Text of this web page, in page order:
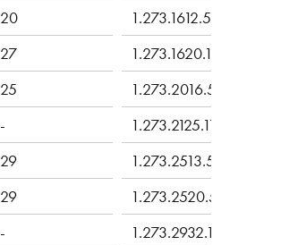
20
1.273.1612.50
27
1.273.1620.11
25
1.273.2016.50
-
1.273.2125.11
29
1.273.2513.50
29
1.273.2520.50
-
1.273.2932.11